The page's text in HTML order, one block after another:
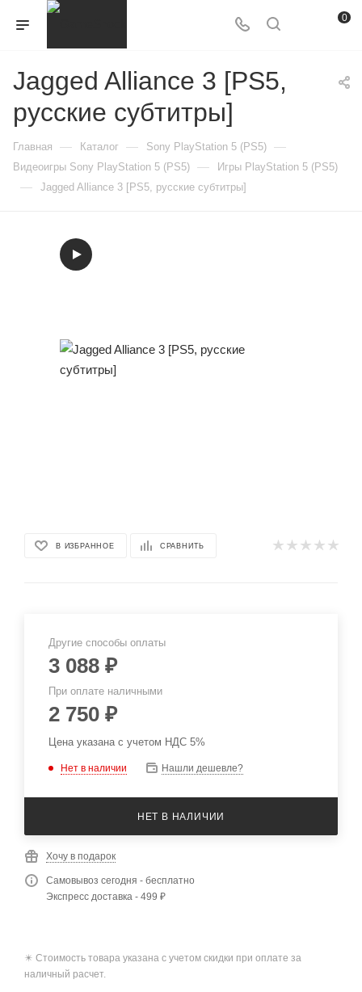
0
Jagged Alliance 3 [PS5,
русские субтитры]
Главная — Каталог — Sony PlayStation 5 (PS5) —
Видеоигры Sony PlayStation 5 (PS5) — Игры PlayStation 5 (PS5)
— Jagged Alliance 3 [PS5, русские субтитры]
В ИЗБРАННОЕ СРАВНИТЬ
Другие способы оплаты
3 088 ₽
При оплате наличными
2 750 ₽
Цена указана с учетом НДС 5%
Нет в наличии Нашли дешевле?
НЕТ В НАЛИЧИИ
Хочу в подарок
Самовывоз сегодня - бесплатно
Экспресс доставка - 499 ₽
✴️ Стоимость товара указана с учетом скидки при оплате за
наличный расчет.